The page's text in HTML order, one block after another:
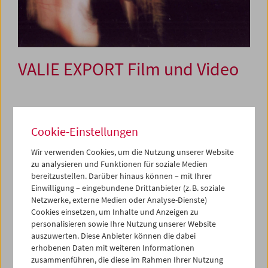
VALIE EXPORT Film und Video
Nach zunächst heftigen Anfeindungen gilt VALIE EXPORT
inzwischen auch in Österreich als eine der weltweit
einflussreichsten Künstlerinnen, die multimediale
Kunstpraxis und Theorie mit einem feministischen
Anliegen verbinden.
Bereits 1967 wählte sie programmatisch einen
Künstlernamen, der sie symbolisch von der ihr
zugewiesenen Rolle als weibliche Künstlerin innerhalb
einer männer-dominierten Gesellschaft distanzierte.
Unter ihren Ausdrucksformen – Zeichnung, konzeptuelle
Cookie-Einstellungen
Wir verwenden Cookies, um die Nutzung unserer Website
zu analysieren und Funktionen für soziale Medien
bereitzustellen. Darüber hinaus können – mit Ihrer
Einwilligung – eingebundene Drittanbieter (z. B. soziale
Netzwerke, externe Medien oder Analyse-Dienste)
Cookies einsetzen, um Inhalte und Anzeigen zu
personalisieren sowie Ihre Nutzung unserer Website
auszuwerten. Diese Anbieter können die dabei
erhobenen Daten mit weiteren Informationen
zusammenführen, die diese im Rahmen Ihrer Nutzung